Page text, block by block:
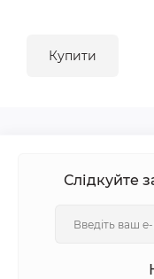
Купити
Слідкуйте